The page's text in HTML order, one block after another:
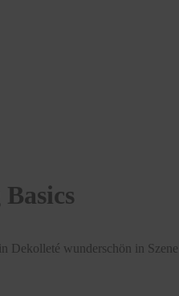
Dekolleté wunderschön in Szene.